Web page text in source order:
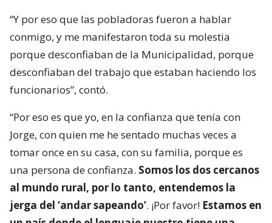
“Y por eso que las pobladoras fueron a hablar
conmigo, y me manifestaron toda su molestia
porque desconfiaban de la Municipalidad, porque
desconfiaban del trabajo que estaban haciendo los
funcionarios”, contó.
“Por eso es que yo, en la confianza que tenía con
Jorge, con quien me he sentado muchas veces a
tomar once en su casa, con su familia, porque es
una persona de confianza. Somos los dos cercanos
al mundo rural, por lo tanto, entendemos la
jerga del ‘andar sapeando’. ¡Por favor! Estamos en